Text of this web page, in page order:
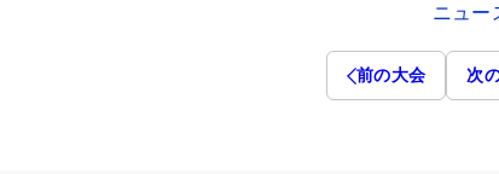
ニュー
前の大会 次